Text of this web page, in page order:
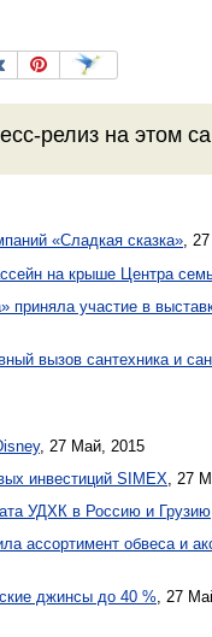
релиз на этом
«Сладкая сказка»,
на крыше Центра
приняла участие в
вызов сантехника и
, 27 Май, 2015
инвестиций SIMEX , 27
УДХК в Россию и Грузию
ассортимент обвеса и
джинсы до 40 %, 27